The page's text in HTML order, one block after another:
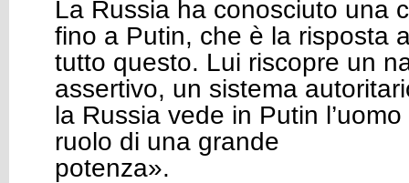
La Russia ha conosciuto una
fino a Putin, che è la risposta
tutto questo. Lui riscopre un
assertivo, un sistema
la Russia vede in Putin
ruolo di una grande
potenza».